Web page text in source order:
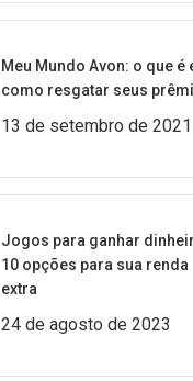
Meu Mundo Avon: o que é
como resgatar seus
13 de setembro de 2021
Jogos para ganhar
10 opções para sua renda
extra
24 de agosto de 2023